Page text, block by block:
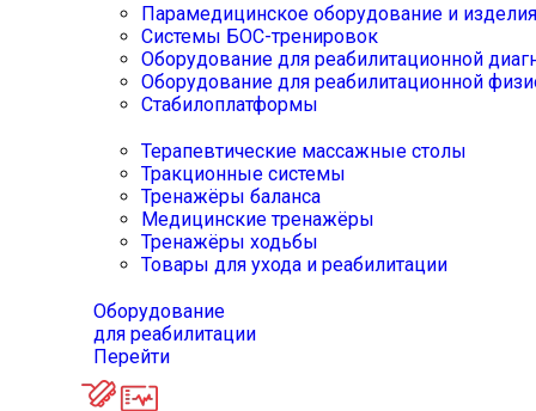
Парамедицинское оборудование и изделия
Системы БОС-тренировок
Оборудование для реабилитационной
Оборудование для реабилитационной
Стабилоплатформы
Терапевтические массажные столы
Тракционные системы
Тренажёры баланса
Медицинские тренажёры
Тренажёры ходьбы
Товары для ухода и реабилитации
Оборудование
для реабилитации
Перейти